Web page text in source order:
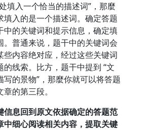
填入一个恰当的描述词”，那麼
填入的是一个描述词。确定答题
中的关键词和提示信息，确定填
。普通来说，题干中的关键词会
些内容绝对应，经过这些关键词
的线索。比方，题干中提到 “文
写的景物”，那麼你就可以将答题
的第三段。
信息回到原文依据确定的答题范
中细心阅读相关内容，提取关键